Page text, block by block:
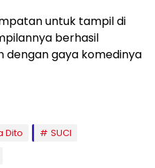
untuk tampil di
berhasil
gaya komedinya
Dito
SUCI